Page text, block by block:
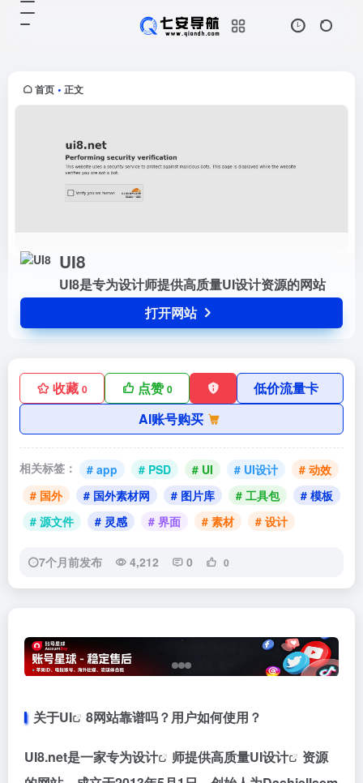
首页 • 正文
UI8
UI8是专为设计师提供高质量UI设计资源的网站
打开网站
收藏 0 点赞0
低价流量卡
AI账号购买
相关标签： # app # PSD # UI # UI设计
# 动效
# 国外
# 国外素材网 # 图片库 # 工具包
# 模板
# 源文件
# 灵感 # 界面 # 素材 # 设计
7个月前发布 4,212 0 0
关于UI 8网站靠谱吗？用户如何使用？
UI8.net是一家专为设计 师提供高质量UI设计
资源